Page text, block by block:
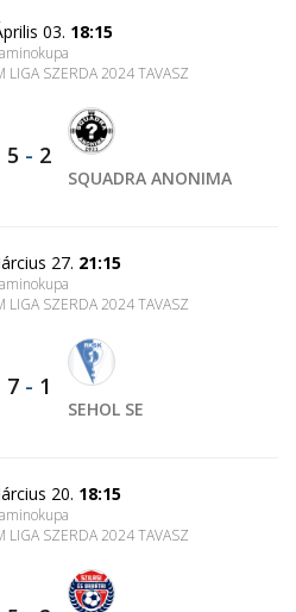
03. 18:15
LIGA SZERDA 2024 TAVASZ
5 - 2
SQUADRA ANONIMA
27. 21:15
LIGA SZERDA 2024 TAVASZ
7 - 1
SEHOL SE
20. 18:15
LIGA SZERDA 2024 TAVASZ